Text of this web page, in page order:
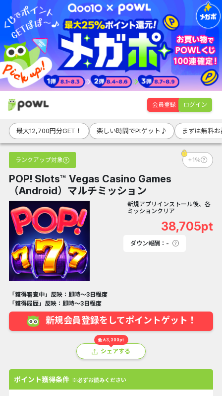
会員登録 ログイン
最大12,700円分GET！ 楽しい時間でPtゲット♪ まずは無料
ランクアップ対象 +1％
POP! Slots™ Vegas Casino Games
（Android）マルチミッション
新規アプリインストール後、各
ミッションクリア
38,705pt
ダウン報酬：-
「獲得審査中」反映：即時～3日程度
「獲得履歴」反映：即時～3日程度
新規会員登録をしてポイントゲット！
最大3,300pt
シェアする
ポイント獲得条件 ※必ずお読みください